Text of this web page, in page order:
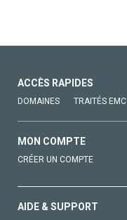
ACCÈS RAPIDES
DOMAINES TRAITÉS EMC
MON COMPTE
CRÉER UN COMPTE
AIDE & SUPPORT